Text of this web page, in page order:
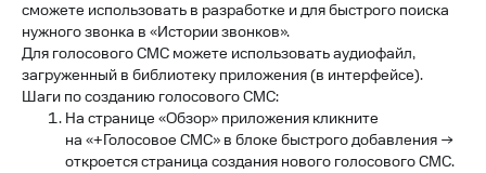
сможете использовать в разработке и для быстрого поиска
нужного звонка в «Истории звонков».
Для голосового СМС можете использовать аудиофайл,
загруженный в библиотеку приложения (в интерфейсе).
Шаги по созданию голосового СМС:
На странице «Обзор» приложения кликните
на «+Голосовое СМС» в блоке быстрого добавления →
откроется страница создания нового голосового СМС.